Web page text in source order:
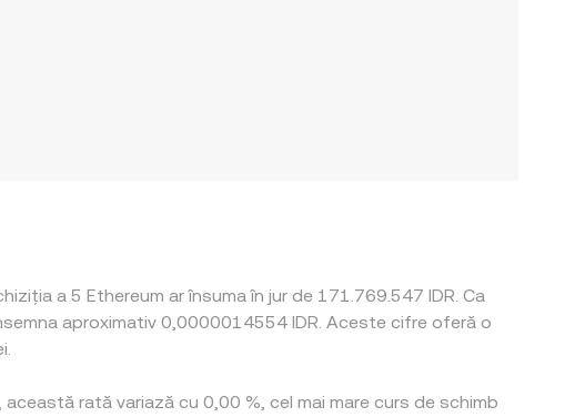
a 5 Ethereum ar însuma în jur de 171.769.547 IDR. Ca
aproximativ 0,0000014554 IDR. Aceste cifre oferă o
rată variază cu 0,00 %, cel mai mare curs de schimb